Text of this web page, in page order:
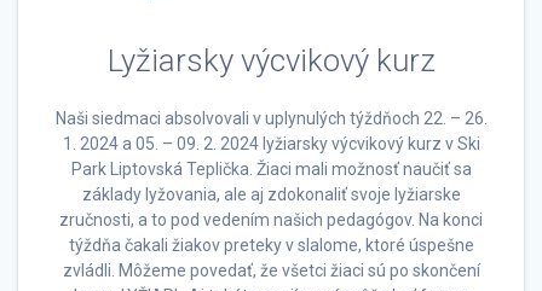
Lyžiarsky výcvikový kurz
Naši siedmaci absolvovali v uplynulých týždňoch 22. – 26.
1. 2024 a 05. – 09. 2. 2024 lyžiarsky výcvikový kurz v Ski
Park Liptovská Teplička. Žiaci mali možnosť naučiť sa
základy lyžovania, ale aj zdokonaliť svoje lyžiarske
zručnosti, a to pod vedením našich pedagógov. Na konci
týždňa čakali žiakov preteky v slalome, ktoré úspešne
zvládli. Môžeme povedať, že všetci žiaci sú po skončení